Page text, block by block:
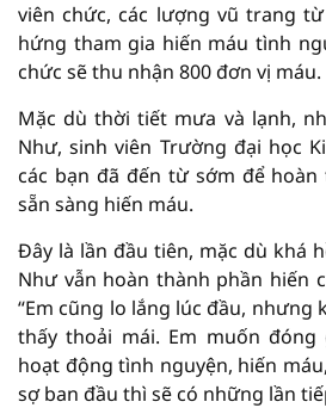
viên chức, các lượng vũ trang
hứng tham gia hiến máu tình
chức sẽ thu nhận 800 đơn vị máu.
Mặc dù thời tiết mưa và lạnh,
Như, sinh viên Trường đại học
các bạn đã đến từ sớm để
sẵn sàng hiến máu.
Đây là lần đầu tiên, mặc dù khá
Như vẫn hoàn thành phần hiến
“Em cũng lo lắng lúc đầu, nhưng
thấy thoải mái. Em muốn
hoạt động tình nguyện, hiến
sợ ban đầu thì sẽ có những lần